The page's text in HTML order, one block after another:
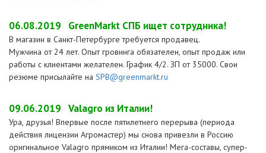
06.08.2019 GreenMarkt СПБ ищет сотрудника!
В магазин в Санкт-Петербурге требуется продавец.
Мужчина от 24 лет. Опыт гровинга обязателен, опыт продаж или
работы с клиентами желателен. График 4/2. ЗП от 35000. Свои
резюме присылайте на SPB@greenmarkt.ru
09.06.2019 Valagro из Италии!
Ура, друзья! Впервые после пятилетнего перерыва (периода
действия лицензии Агромастер) мы снова привезли в Россию
оригинальное Valagro прямиком из Италии! Мега-составы, супер-